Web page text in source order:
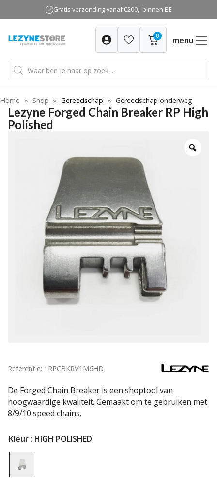
naar
inhoud
Gratis verzending vanaf €200,- binnen BE
0 menu
Producten
zoeken
Home » Shop » Gereedschap » Gereedschap onderweg
Lezyne Forged Chain Breaker RP High
Polished
Referentie: 1RPCBKRV1M6HD
De Forged Chain Breaker is een shoptool van
hoogwaardige kwaliteit. Gemaakt om te gebruiken met
8/9/10 speed chains.
Kleur : HIGH POLISHED